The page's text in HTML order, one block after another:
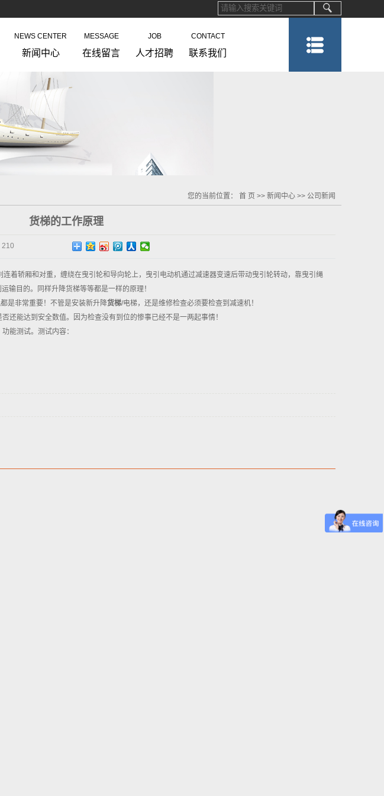
NEWS CENTER
新闻中心
MESSAGE
在线留言
JOB
人才招聘
CONTACT
联系我们
您的当前位置： 首 页 >> 新闻中心 >> 公司新闻
货梯的工作原理
210
连着轿厢和对重，缠绕在曳引轮和导向轮上，曳引电动机通过减速器变速后带动曳引轮转动，靠曳引绳
输目的。同样升降货梯等等都是一样的原理！
是非常重要！不管是安装新升降货梯/电梯，还是维修检查必须要检查到减速机！
还能达到安全数值。因为检查没有到位的惨事已经不是一两起事情！
能测试。测试内容：